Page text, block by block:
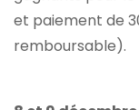
et paiement de
remboursable).